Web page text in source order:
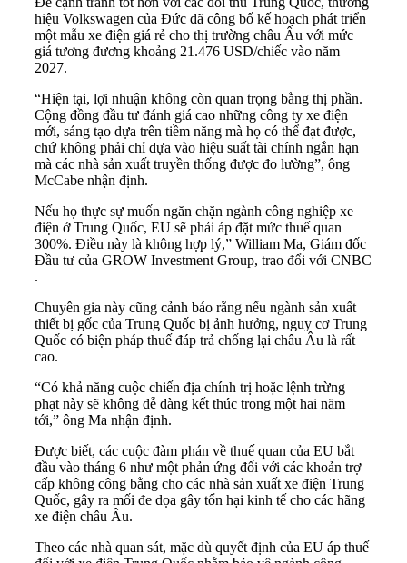
hiệu Volkswagen của Đức đã công bố kế hoạch phát triển
một mẫu xe điện giá rẻ cho thị trường châu Âu với mức
giá tương đương khoảng 21.476 USD/chiếc vào năm
2027.
“Hiện tại, lợi nhuận không còn quan trọng bằng thị phần.
Cộng đồng đầu tư đánh giá cao những công ty xe điện
mới, sáng tạo dựa trên tiềm năng mà họ có thể đạt được,
chứ không phải chỉ dựa vào hiệu suất tài chính ngắn hạn
mà các nhà sản xuất truyền thống được đo lường”, ông
McCabe nhận định.
Nếu họ thực sự muốn ngăn chặn ngành công nghiệp xe
điện ở Trung Quốc, EU sẽ phải áp đặt mức thuế quan
300%. Điều này là không hợp lý,” William Ma, Giám đốc
Đầu tư của GROW Investment Group, trao đổi với CNBC
.
Chuyên gia này cũng cảnh báo rằng nếu ngành sản xuất
thiết bị gốc của Trung Quốc bị ảnh hưởng, nguy cơ Trung
Quốc có biện pháp thuế đáp trả chống lại châu Âu là rất
cao.
“Có khả năng cuộc chiến địa chính trị hoặc lệnh trừng
phạt này sẽ không dễ dàng kết thúc trong một hai năm
tới,” ông Ma nhận định.
Được biết, các cuộc đàm phán về thuế quan của EU bắt
đầu vào tháng 6 như một phản ứng đối với các khoản trợ
cấp không công bằng cho các nhà sản xuất xe điện Trung
Quốc, gây ra mối đe dọa gây tổn hại kinh tế cho các hãng
xe điện châu Âu.
Theo các nhà quan sát, mặc dù quyết định của EU áp thuế